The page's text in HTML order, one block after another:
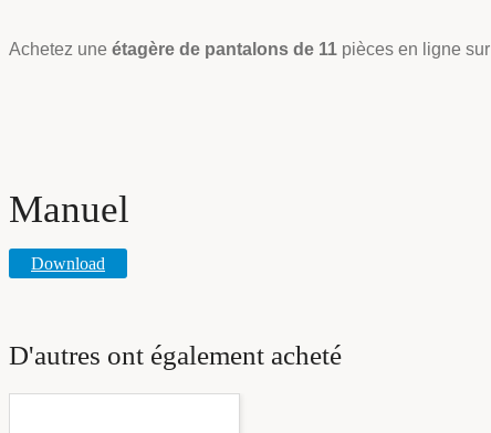
Achetez une étagère de pantalons de 11 pièces en ligne sur
Manuel
Download
D'autres ont également acheté